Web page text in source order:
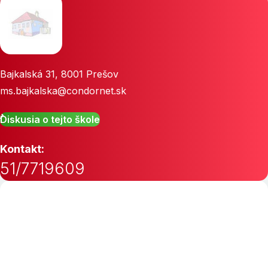
Bajkalská 31, 8001 Prešov
ms.bajkalska@condornet.sk
Diskusia o tejto škole
Kontakt:
51/7719609